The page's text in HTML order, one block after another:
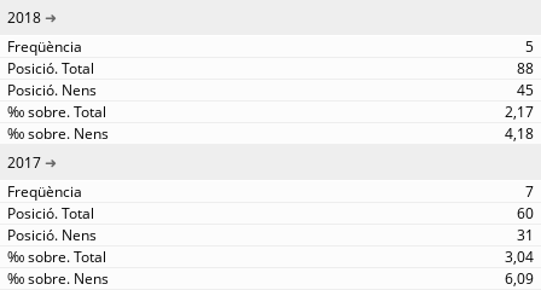
2018
5
88
45
2,17
4,18
2017
7
60
31
3,04
6,09